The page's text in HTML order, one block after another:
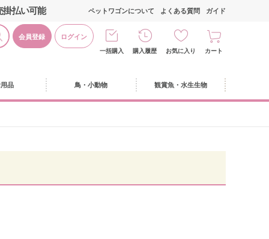
掛払い可能
会員登録 ログイン
ペットワゴンについて よくある質問 ガイド
一括購入 購入履歴 お気に入り カート
品 鳥・小動物 観賞魚・水生生物